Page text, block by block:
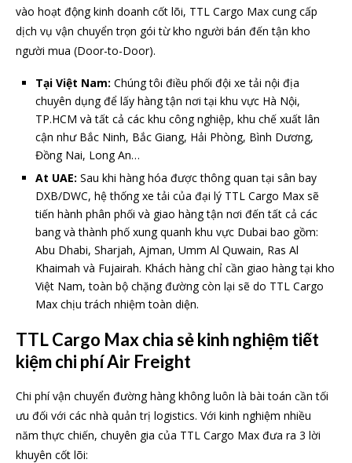
vào hoạt động kinh doanh cốt lõi, TTL Cargo Max cung cấp
dịch vụ vận chuyển trọn gói từ kho người bán đến tận kho
người mua (Door-to-Door).
Tại Việt Nam: Chúng tôi điều phối đội xe tải nội địa
chuyên dụng để lấy hàng tận nơi tại khu vực Hà Nội,
TP.HCM và tất cả các khu công nghiệp, khu chế xuất lân
cận như Bắc Ninh, Bắc Giang, Hải Phòng, Bình Dương,
Đồng Nai, Long An…
At UAE: Sau khi hàng hóa được thông quan tại sân bay
DXB/DWC, hệ thống xe tải của đại lý TTL Cargo Max sẽ
tiến hành phân phối và giao hàng tận nơi đến tất cả các
bang và thành phố xung quanh khu vực Dubai bao gồm:
Abu Dhabi, Sharjah, Ajman, Umm Al Quwain, Ras Al
Khaimah và Fujairah. Khách hàng chỉ cần giao hàng tại kho
Việt Nam, toàn bộ chặng đường còn lại sẽ do TTL Cargo
Max chịu trách nhiệm toàn diện.
TTL Cargo Max chia sẻ kinh nghiệm tiết
kiệm chi phí Air Freight
Chi phí vận chuyển đường hàng không luôn là bài toán cần tối
ưu đối với các nhà quản trị logistics. Với kinh nghiệm nhiều
năm thực chiến, chuyên gia của TTL Cargo Max đưa ra 3 lời
khuyên cốt lõi: